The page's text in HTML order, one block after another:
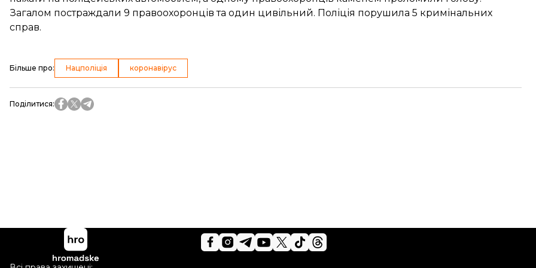
Загалом постраждали 9 правоохоронців та один цивільний. Поліція порушила 5 кримінальних
справ.
Більше про: Нацполіція коронавірус
Поділитися: